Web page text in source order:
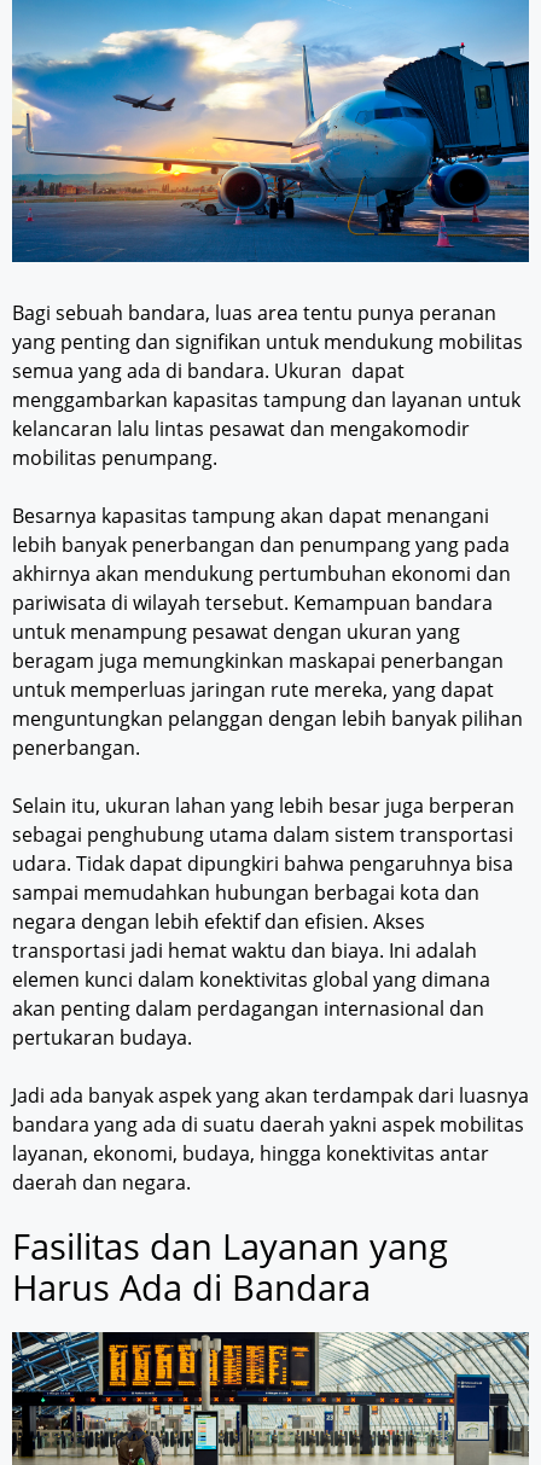
Bagi sebuah bandara, luas area tentu punya peranan
yang penting dan signifikan untuk mendukung mobilitas
semua yang ada di bandara. Ukuran dapat
menggambarkan kapasitas tampung dan layanan untuk
kelancaran lalu lintas pesawat dan mengakomodir
mobilitas penumpang.
Besarnya kapasitas tampung akan dapat menangani
lebih banyak penerbangan dan penumpang yang pada
akhirnya akan mendukung pertumbuhan ekonomi dan
pariwisata di wilayah tersebut. Kemampuan bandara
untuk menampung pesawat dengan ukuran yang
beragam juga memungkinkan maskapai penerbangan
untuk memperluas jaringan rute mereka, yang dapat
menguntungkan pelanggan dengan lebih banyak pilihan
penerbangan.
Selain itu, ukuran lahan yang lebih besar juga berperan
sebagai penghubung utama dalam sistem transportasi
udara. Tidak dapat dipungkiri bahwa pengaruhnya bisa
sampai memudahkan hubungan berbagai kota dan
negara dengan lebih efektif dan efisien. Akses
transportasi jadi hemat waktu dan biaya. Ini adalah
elemen kunci dalam konektivitas global yang dimana
akan penting dalam perdagangan internasional dan
pertukaran budaya.
Jadi ada banyak aspek yang akan terdampak dari luasnya
bandara yang ada di suatu daerah yakni aspek mobilitas
layanan, ekonomi, budaya, hingga konektivitas antar
daerah dan negara.
Fasilitas dan Layanan yang
Harus Ada di Bandara